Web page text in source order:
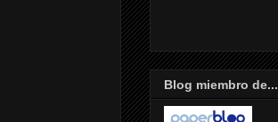
Blog miembro de...